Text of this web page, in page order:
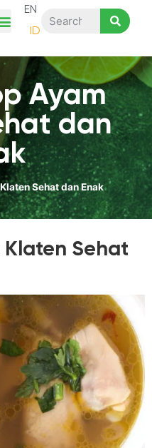
EN
ID
Ayam
dan
Sehat dan Enak
Klaten Sehat